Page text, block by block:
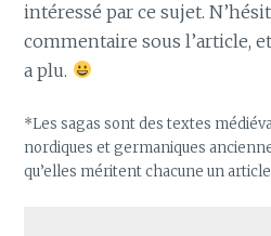
intéressé par ce sujet.
commentaire sous l’article,
a plu.
*Les sagas sont des textes
nordiques et germaniques
qu’elles méritent chacune un